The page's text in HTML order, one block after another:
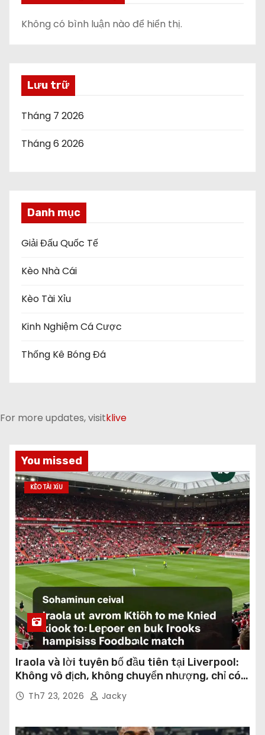
Không có bình luận nào để hiển thị.
Lưu trữ
Tháng 7 2026
Tháng 6 2026
Danh mục
Giải Đấu Quốc Tế
Kèo Nhà Cái
Kèo Tài Xỉu
Kinh Nghiệm Cá Cược
Thống Kê Bóng Đá
For more updates, visitklive
You missed
KÈO TÀI XỈU
Iraola và lời tuyên bố đầu tiên tại Liverpool:
Không vô địch, không chuyển nhượng, chỉ có
bản sắc!
Th7 23, 2026 Jacky